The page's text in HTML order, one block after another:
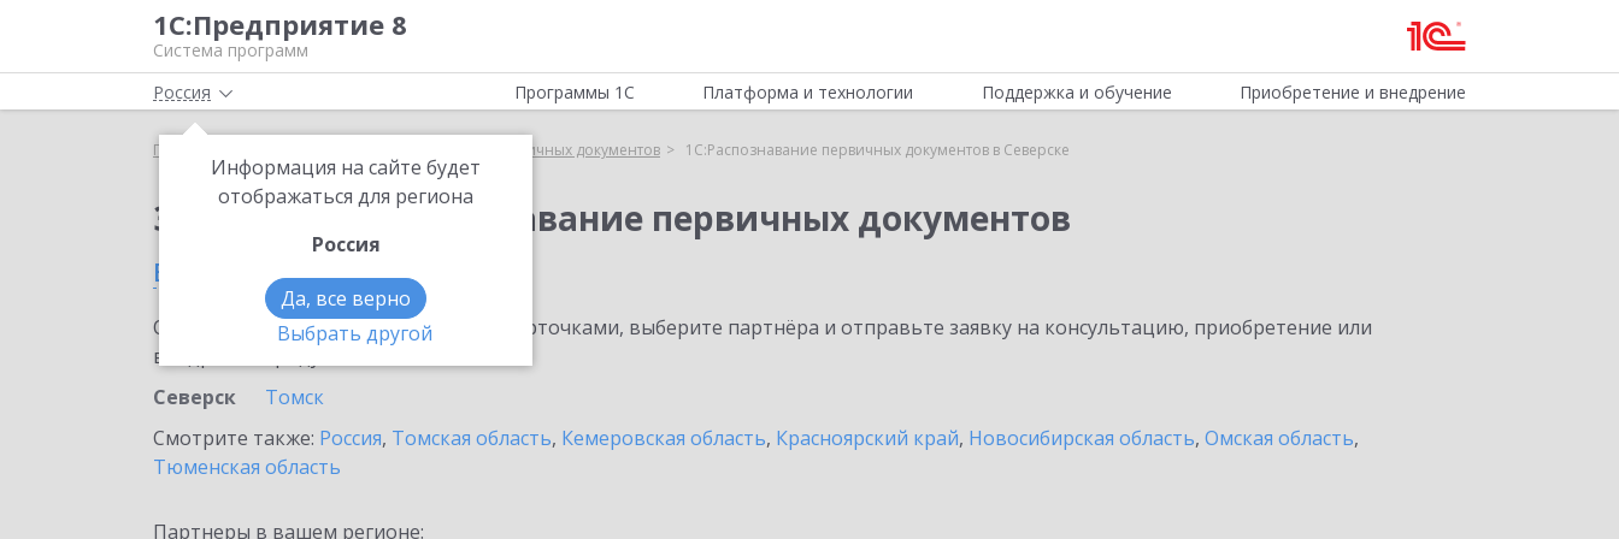
1С:Предприятие 8
Система программ
Россия
Информация на сайте будет
отображаться для региона
Россия
Да, все верно
Выбрать другой
Программы 1С Платформа и технологии Поддержка и обучение Приобретение и внедрение
Главная 1С:Распознавание первичных документов 1С:Распознавание первичных документов в Северске
Заказать 1С:Распознавание первичных документов
в Северске
Ознакомьтесь с информационными карточками, выберите партнёра и отправьте заявку на консультацию, приобретение или
внедрение продукта.
Северск
Томск
Смотрите также: Россия, Томская область, Кемеровская область, Красноярский край, Новосибирская область, Омская область,
Тюменская область
Партнеры в вашем регионе: